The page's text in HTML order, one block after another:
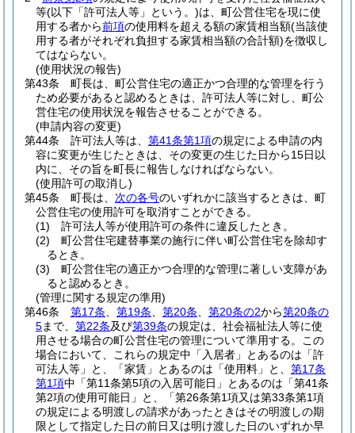
等(以下「許可法人等」という。)は、町公営住宅を現に使
用する者から前項の使用料を超える額の家賃相当額(当該使
用する者がそれぞれ負担する家賃相当額の合計額)を徴収し
てはならない。
(使用状況の報告)
第43条
町長は、町公営住宅の適正かつ合理的な管理を行う
ため必要があると認めるときは、許可法人等に対し、町公
営住宅の使用状況を報告させることができる。
(申請内容の変更)
第44条
許可法人等は、 第41条第1項の規定による申請の内
容に変更が生じたときは、その変更の生じた日から15日以
内に、その旨を町長に報告しなければならない。
(使用許可の取消し)
第45条
町長は、 次の各号のいずれかに該当するときは、町
公営住宅の使用許可を取消すことができる。
(1)
許可法人等が使用許可の条件に違反したとき。
(2)
町公営住宅建替事業の施行に伴い町公営住宅を除却す
るとき。
(3)
町公営住宅の適正かつ合理的な管理に著しい支障があ
ると認めるとき。
(管理に関する規定の準用)
第46条
第17条 第19条 第20条 第20条の2から第20条の
5まで、 第22条及び第39条の規定は、社会福祉法人等に使
用させる場合の町公営住宅の管理について準用する。
この
場合において、これらの規定中「入居者」とあるのは「許
可法人等」と、「家賃」とあるのは「使用料」と、 第17条
第1項中「第11条第5項の入居可能日」とあるのは「第41条
第2項の使用可能日」と、「第26条第1項又は第33条第1項
の規定による明渡しの請求があったときはその明渡しの期
限として指定した日の前日又は明け渡した日のいずれか早